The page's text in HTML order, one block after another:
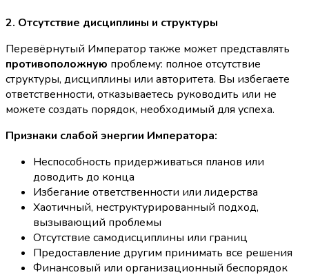
2. Отсутствие дисциплины и структуры
Перевёрнутый Император также может представлять
противоположную проблему: полное отсутствие
структуры, дисциплины или авторитета. Вы избегаете
ответственности, отказываетесь руководить или не
можете создать порядок, необходимый для успеха.
Признаки слабой энергии Императора:
Неспособность придерживаться планов или
доводить до конца
Избегание ответственности или лидерства
Хаотичный, неструктурированный подход,
вызывающий проблемы
Отсутствие самодисциплины или границ
Предоставление другим принимать все решения
Финансовый или организационный беспорядок